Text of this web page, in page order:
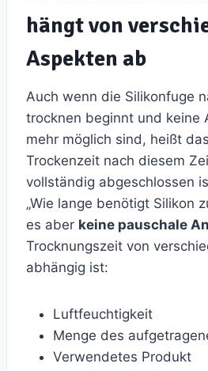
hängt von
Aspekten ab
Auch wenn die Silikonfuge
trocknen beginnt und keine
mehr möglich sind, heißt
Trockenzeit nach diesem
vollständig abgeschlossen
„Wie lange benötigt Silikon
es aber keine pauschale
Trocknungszeit von
abhängig ist:
Luftfeuchtigkeit
Menge des
Verwendetes Produkt